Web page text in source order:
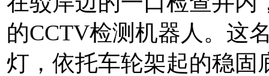
的CCTV检测机器人。这
灯，依托车轮架起的稳固